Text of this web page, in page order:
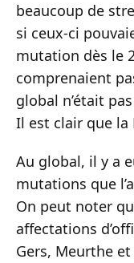
beaucoup de
si ceux-ci
mutation dès le
comprenaient
global n’était
Il est clair que la
Au global, il y a
mutations que
On peut noter
affectations
Gers, Meurthe